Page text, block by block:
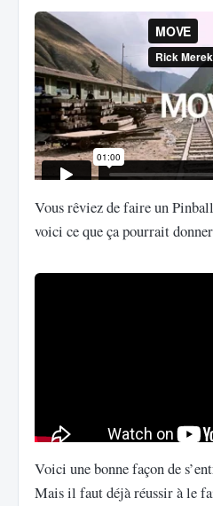
Vous rêviez de faire un
voici ce que ça pourrait
Voici une bonne façon de
Mais il faut déjà réussir à le